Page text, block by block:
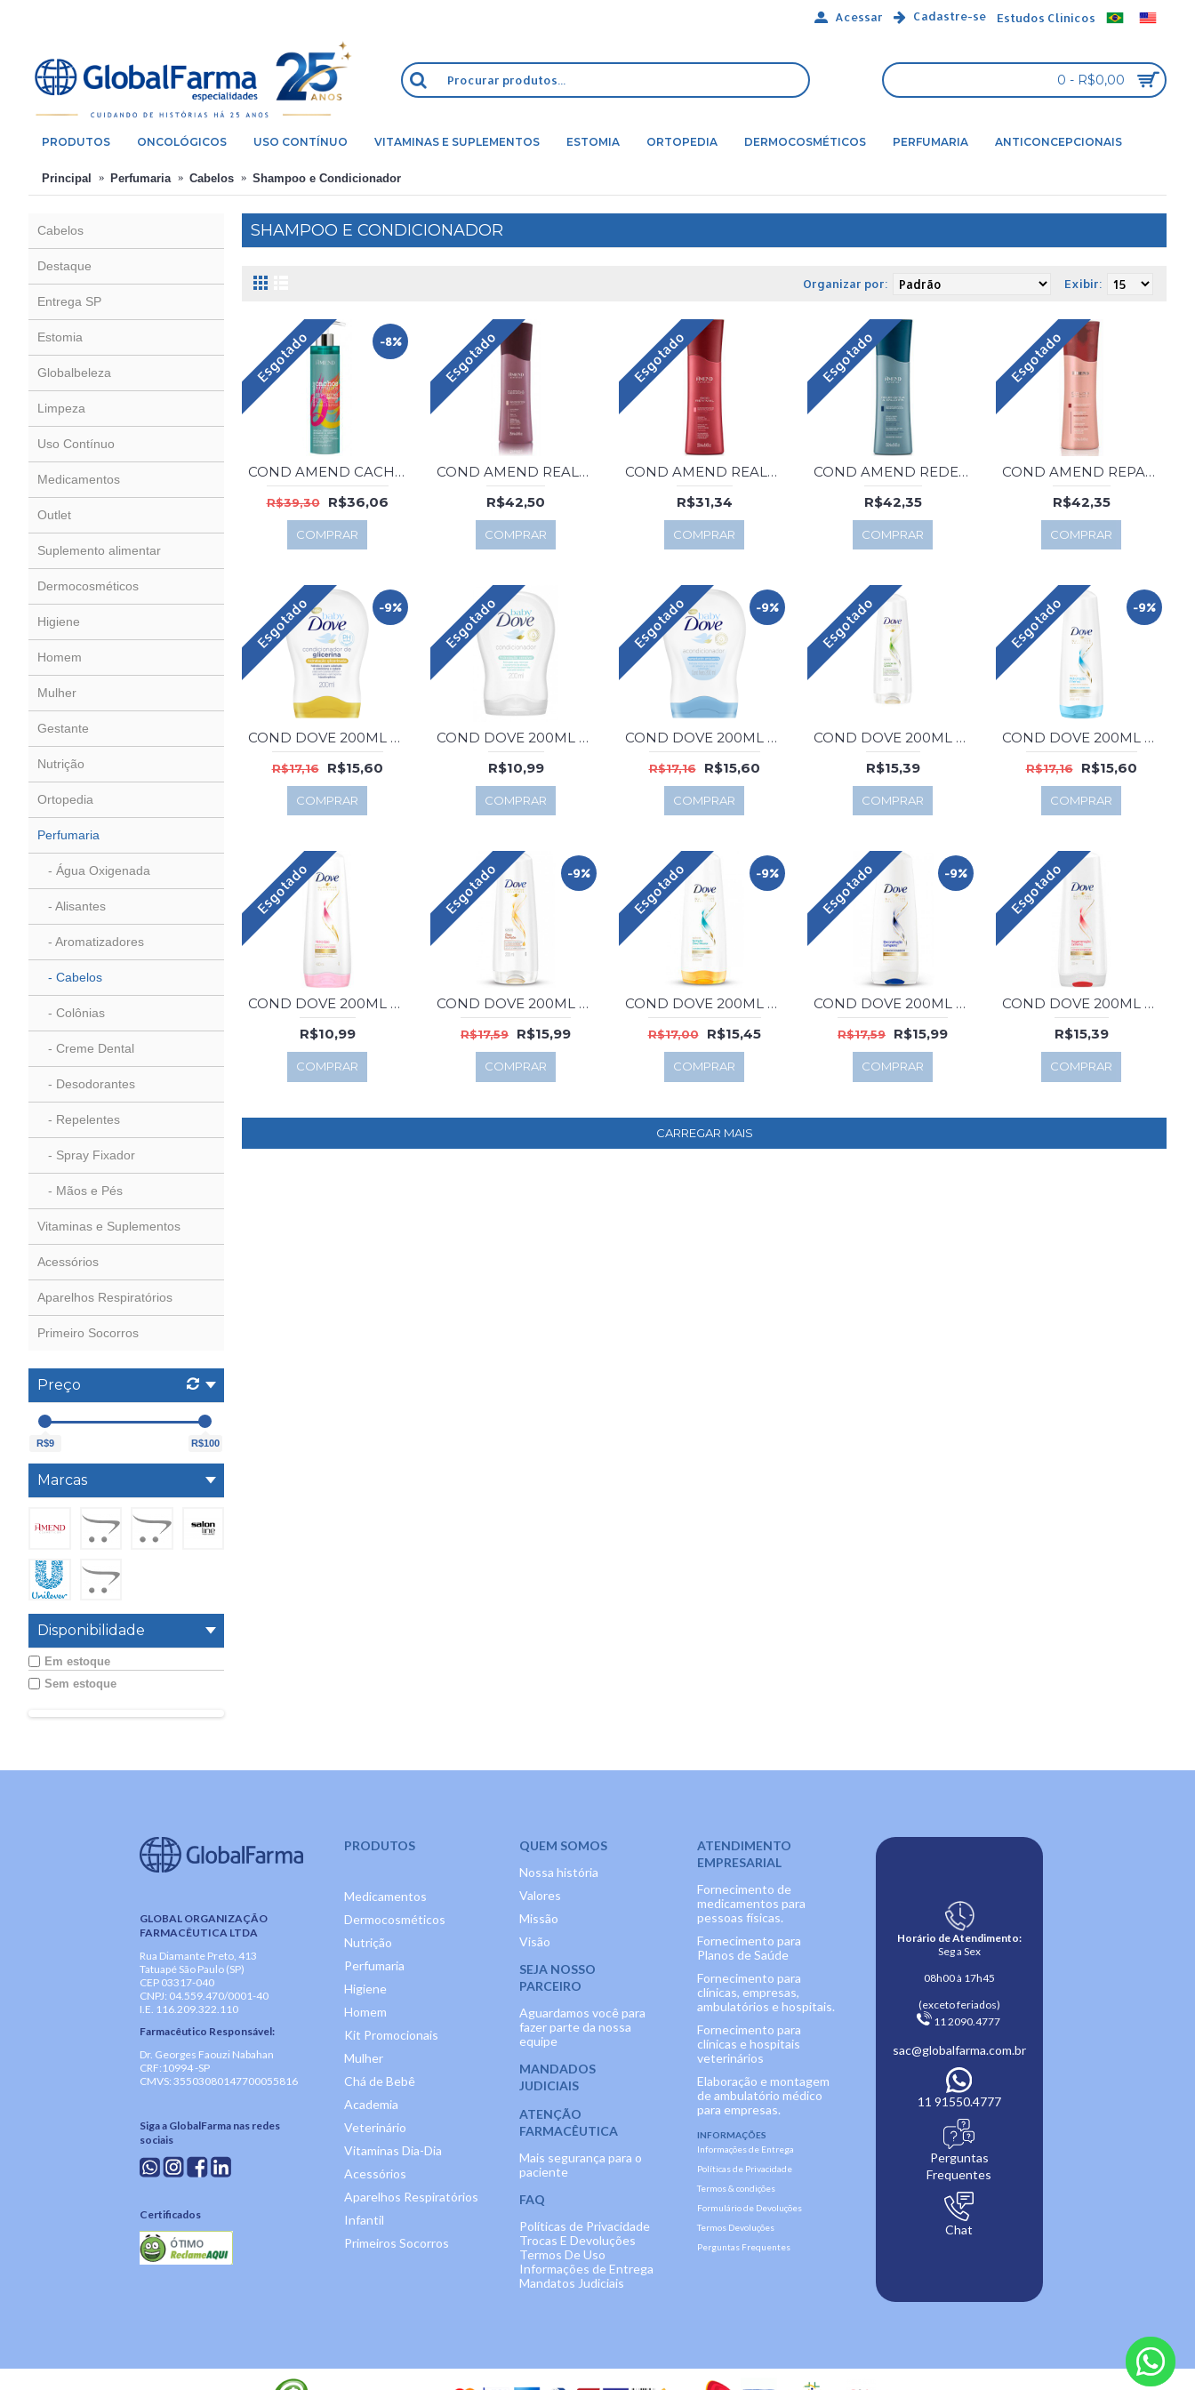
Acessar Cadastre-se Estudos Clínicos
0 - R$0,00
PRODUTOS ONCOLÓGICOS USO CONTÍNUO VITAMINAS E SUPLEMENTOS ESTOMIA ORTOPEDIA DERMOCOSMÉTICOS PERFUMARIA ANTICONCEPCIONAIS
Principal Perfumaria Cabelos Shampoo e Condicionador
Cabelos
Destaque
Entrega SP
Estomia
Globalbeleza
Limpeza
Uso Contínuo
Medicamentos
Outlet
Suplemento alimentar
Dermocosméticos
Higiene
Homem
Mulher
Gestante
Nutrição
Ortopedia
Perfumaria
- Água Oxigenada
- Alisantes
- Aromatizadores
- Cabelos
- Colônias
- Creme Dental
- Desodorantes
- Repelentes
- Spray Fixador
- Mãos e Pés
Vitaminas e Suplementos
Acessórios
Aparelhos Respiratórios
Primeiro Socorros
Preço
R$9 R$100
Marcas
Disponibilidade
Em estoque
Sem estoque
SHAMPOO E CONDICIONADOR
Exibir:
Organizar por:
-8%
Esgotado
COND AMEND CACHOS 250ML
R$39,30 R$36,06
COMPRAR
Esgotado
COND AMEND REALCE DA COR MARSALA 250ML
R$42,50
COMPRAR
Esgotado
COND AMEND REALCE DA COR REVIVAL 250ML
R$31,34
COMPRAR
Esgotado
COND AMEND REDENSIFICADOR EXPERT 250ML
R$42,35
COMPRAR
Esgotado
COND AMEND REPARADOR COLOR REFLECT 250ML
R$42,35
COMPRAR
-9%
Esgotado
COND DOVE 200ML BABY GLICERINA
R$17,16 R$15,60
COMPRAR
Esgotado
COND DOVE 200ML BABY HIDR.SENSIVEL
R$10,99
COMPRAR
-9%
Esgotado
COND DOVE 200ML BABY HIDRATANTE
R$17,16 R$15,60
COMPRAR
Esgotado
COND DOVE 200ML CONTROLE DA QUEDA
R$15,39
COMPRAR
-9%
Esgotado
COND DOVE 200ML HIDR.INTENSA OXIGENIO
R$17,16 R$15,60
COMPRAR
Esgotado
COND DOVE 200ML HIDRA LISO
R$10,99
COMPRAR
-9%
Esgotado
COND DOVE 200ML OLEO NUTRICAO
R$17,59 R$15,99
COMPRAR
-9%
Esgotado
COND DOVE 200ML OLEO NUTRICAO MICELAR
R$17,00 R$15,45
COMPRAR
-9%
Esgotado
COND DOVE 200ML RECONSTRUCAO COMPLETA
R$17,59 R$15,99
COMPRAR
Esgotado
COND DOVE 200ML REGENERA EXTREMA
R$15,39
COMPRAR
CARREGAR MAIS
GLOBAL ORGANIZAÇÃO
FARMACÊUTICA LTDA
Rua Diamante Preto, 413
Tatuapé São Paulo (SP)
CEP 03317-040
CNPJ: 04.559.470/0001-40
I.E. 116.209.322.110
Farmacêutico Responsável:
Dr. Georges Faouzi Nabahan
CRF:10994 -SP
CMVS: 35503080147700055816
Siga a GlobalFarma nas redes
sociais
Certificados
PRODUTOS
Medicamentos
Dermocosméticos
Nutrição
Perfumaria
Higiene
Homem
Kit Promocionais
Mulher
Chá de Bebê
Academia
Veterinário
Vitaminas Dia-Dia
Acessórios
Aparelhos Respiratórios
Infantil
Primeiros Socorros
QUEM SOMOS
Nossa história
Valores
Missão
Visão
SEJA NOSSO
PARCEIRO
Aguardamos você para
fazer parte da nossa
equipe
MANDADOS
JUDICIAIS
ATENÇÃO
FARMACÊUTICA
Mais segurança para o
paciente
FAQ
Políticas de Privacidade
Trocas E Devoluções
Termos De Uso
Informações de Entrega
Mandatos Judiciais
ATENDIMENTO
EMPRESARIAL
Fornecimento de
medicamentos para
pessoas físicas.
Fornecimento para
Planos de Saúde
Fornecimento para
clínicas, empresas,
ambulatórios e hospitais.
Fornecimento para
clínicas e hospitais
veterinários
Elaboração e montagem
de ambulatório médico
para empresas.
INFORMAÇÕES
Informações de Entrega
Políticas de Privacidade
Termos & condições
Formulário de Devoluções
Termos Devoluções
Perguntas Frequentes
Horário de Atendimento:
Seg a Sex
08h00 à 17h45
(exceto feriados)
11 2090.4777
sac@globalfarma.com.br
11 91550.4777
Perguntas
Frequentes
Chat